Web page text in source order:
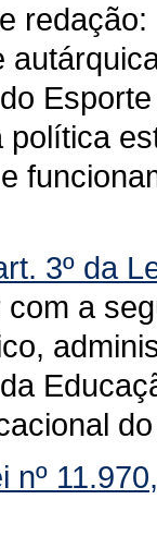
redação:
3º da
a
nº